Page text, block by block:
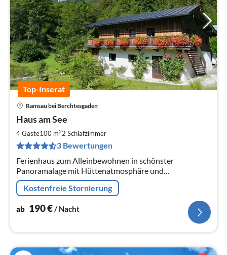
Top-Inserat
Ramsau bei Berchtesgaden
Haus am See
4 Gäste100 m22 Schlafzimmer
3 Bewertungen
Ferienhaus zum Alleinbewohnen in schönster
Panoramalage mit Hüttenatmosphäre und
Wellnesskomfort. Idealer Ausgangspunkt für
Wanderungen im Alpennationalpark Berchtesgaden
Kostenfreie Stornierung
ab 190€/ Nacht